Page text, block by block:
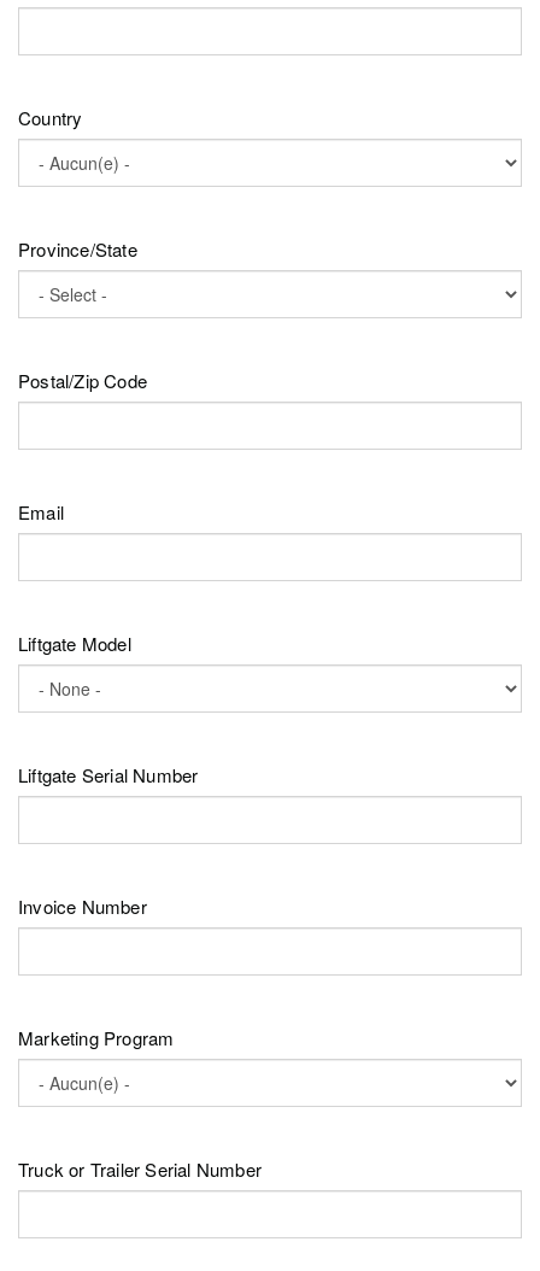
Country
Province/State
Postal/Zip Code
Email
Liftgate Model
Liftgate Serial Number
Invoice Number
Marketing Program
Truck or Trailer Serial Number